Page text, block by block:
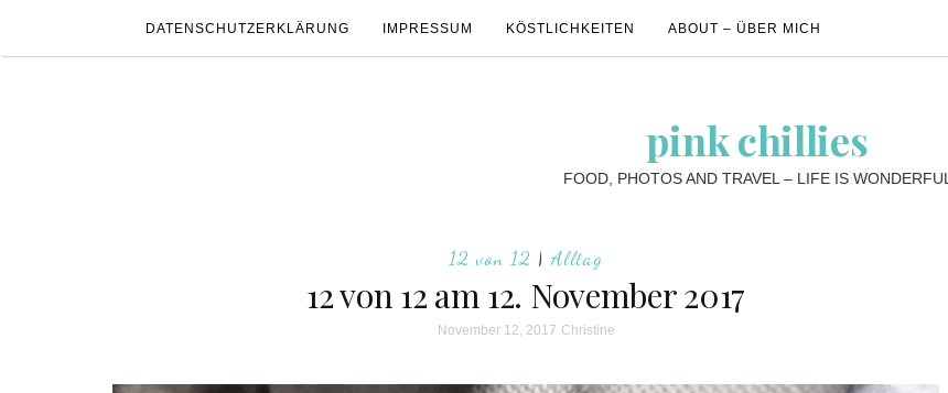
DATENSCHUTZERKLÄRUNG IMPRESSUM KÖSTLICHKEITEN ABOUT – ÜBER MICH
pink chillies
FOOD, PHOTOS AND TRAVEL – LIFE IS WONDERFUL
12 von 12 | Alltag
12 von 12 am 12. November 2017
November 12, 2017 Christine